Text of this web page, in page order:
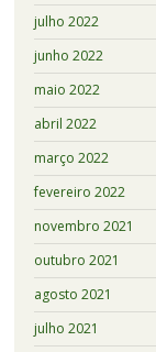
julho 2022
junho 2022
maio 2022
abril 2022
março 2022
fevereiro 2022
novembro 2021
outubro 2021
agosto 2021
julho 2021